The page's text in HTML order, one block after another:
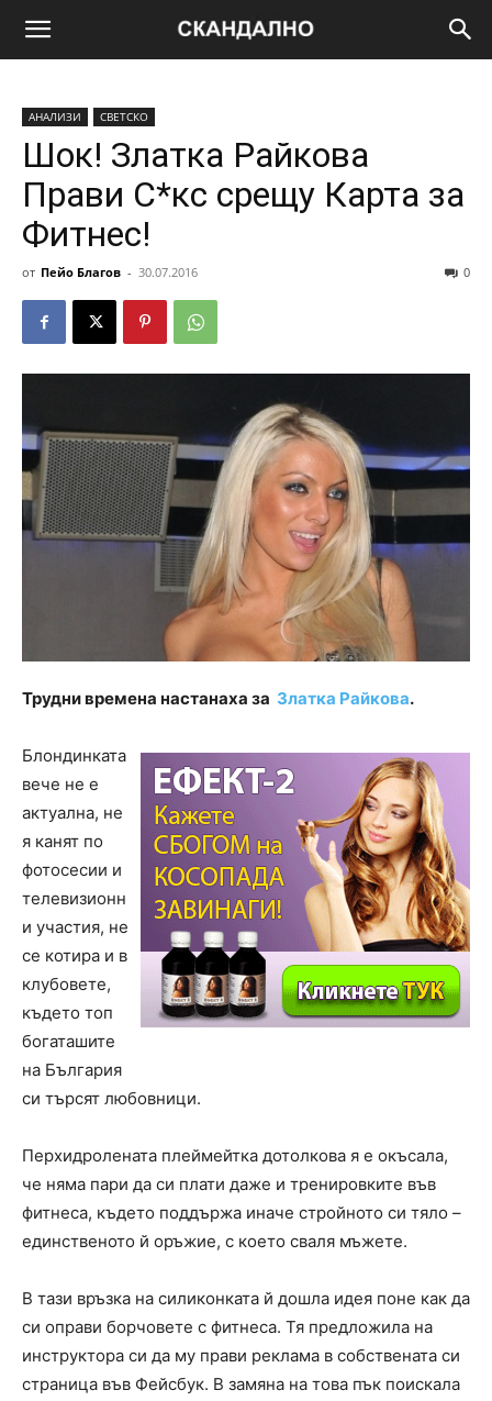
АНАЛИЗИ СВЕТСКО
Шок! Златка Райкова
Прави С*кс срещу Карта за
Фитнес!
от Пейо Благов - 30.07.2016 0
Трудни времена настанаха за Златка Райкова.
Блондинката
вече не е
актуална, не
я канят по
фотосесии и
телевизионн
и участия, не
се котира и в
клубовете,
където топ
богаташите
на България
си търсят любовници.
Перхидролената плеймейтка дотолкова я е окъсала,
че няма пари да си плати даже и тренировките във
фитнеса, където поддържа иначе стройното си тяло –
единственото й оръжие, с което сваля мъжете.
В тази връзка на силиконката й дошла идея поне как да
си оправи борчовете с фитнеса. Тя предложила на
инструктора си да му прави реклама в собствената си
страница във Фейсбук. В замяна на това пък поискала